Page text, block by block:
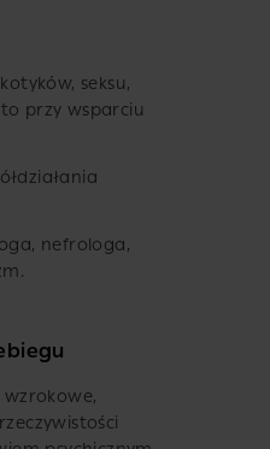
seksu,
przy wsparciu
nefrologa,